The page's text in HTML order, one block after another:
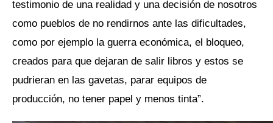
testimonio de una realidad y una decisión de nosotros
como pueblos de no rendirnos ante las dificultades,
como por ejemplo la guerra económica, el bloqueo,
creados para que dejaran de salir libros y estos se
pudrieran en las gavetas, parar equipos de
producción, no tener papel y menos tinta”.